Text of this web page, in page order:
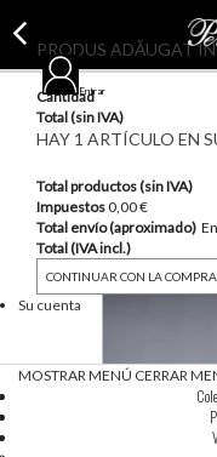
PRODUS ADĂUGAT
Cantidad
Total (sin IVA)
HAY 1 ARTÍCULO EN
Total productos (sin IVA)
Impuestos0,00 €
Total envío (aproximado)
Total (IVA incl.)
CONTINUAR CON LA COMPRA
Su cuenta
Entrar
MOSTRAR MENÚ CERRAR